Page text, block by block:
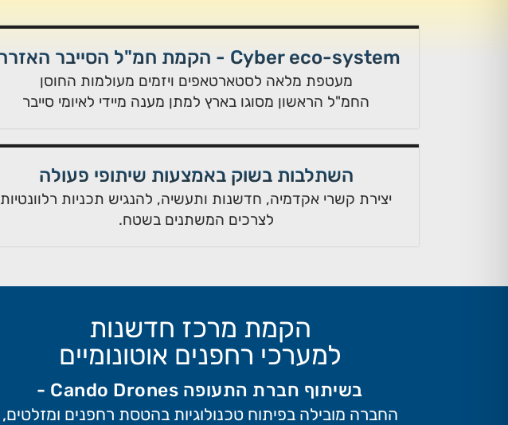
Cyber eco-system - הקמת חמ"ל הסייבר האזרחי
מעטפת מלאה לסטארטאפים ויזמים מעולמות החוסן
החמ"ל הראשון מסוגו בארץ למתן מענה מיידי לאיומי סייבר
השתלבות בשוק באמצעות שיתופי פעולה
יצירת קשרי אקדמיה, חדשנות ותעשיה, להנגיש תכניות רלוונטיות
לצרכים המשתנים בשטח.
הקמת מרכז חדשנות
למערכי רחפנים אוטונומיים
בשיתוף חברת התעופה Cando Drones -
החברה מובילה בפיתוח טכנולוגיות בהטסת רחפנים ומזלטים,